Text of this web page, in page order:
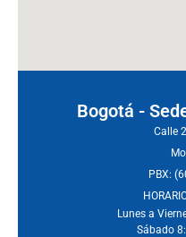
Bogotá -
Calle
PBX:
Lunes a
Sábado